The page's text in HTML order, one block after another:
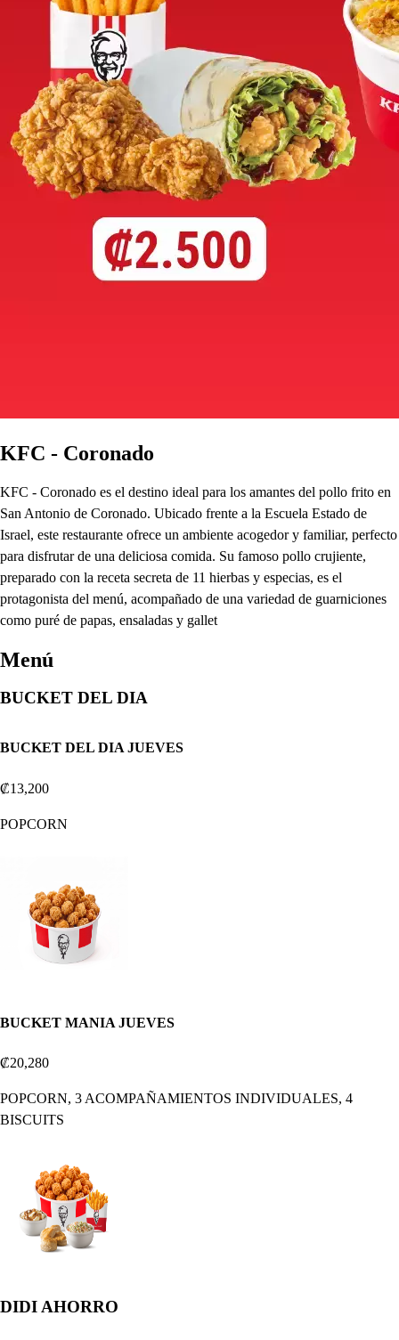
KFC - Coronado
KFC - Coronado es el destino ideal para los amantes del pollo frito en
San Antonio de Coronado. Ubicado frente a la Escuela Estado de
Israel, este restaurante ofrece un ambiente acogedor y familiar, perfecto
para disfrutar de una deliciosa comida. Su famoso pollo crujiente,
preparado con la receta secreta de 11 hierbas y especias, es el
protagonista del menú, acompañado de una variedad de guarniciones
como puré de papas, ensaladas y gallet
Menú
BUCKET DEL DIA
BUCKET DEL DIA JUEVES
₡13,200
POPCORN
BUCKET MANIA JUEVES
₡20,280
POPCORN, 3 ACOMPAÑAMIENTOS INDIVIDUALES, 4
BISCUITS
DIDI AHORRO